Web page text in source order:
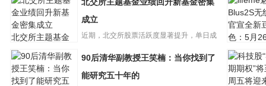
北交所主题基金
业绩回升新基金
密集成立
成立
近期，北交所股票活跃度显著提升，单日成
lifeme魅
无线耳机
90后清华副教授王笑楠：当你找到了
能研究五十年的